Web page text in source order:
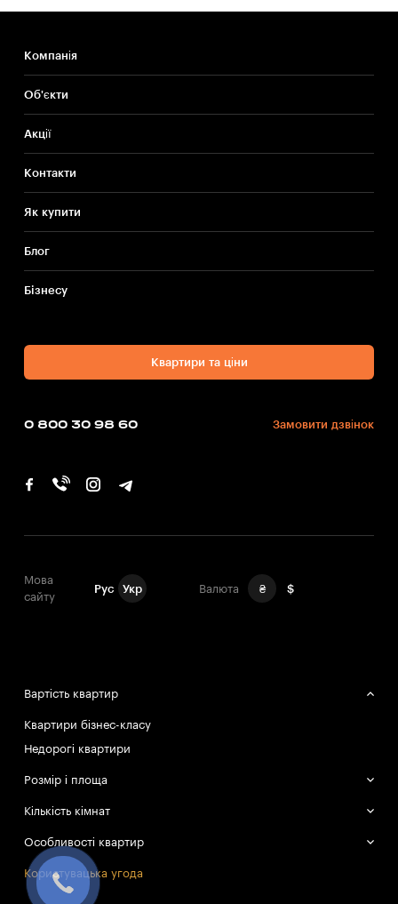
Компанія
Об'єкти
Акції
Контакти
Як купити
Блог
Бiзнесу
Квартири та ціни
0 800 30 98 60 Замовити дзвінок
Мова
сайту
Рус Укр Валюта ₴ $
Вартість квартир
Квартири бізнес-класу
Недорогі квартири
Розмір і площа
Великі квартири
Маленькі квартири
Кількість кімнат
Однокімнатні квартири
Двокімнатні квартири
Трикімнатні квартири
Особливості квартир
Смарт-квартири
Користувацька угода